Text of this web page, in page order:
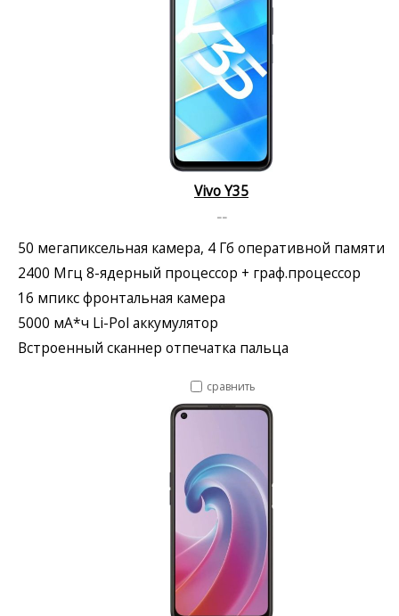
Vivo Y35
--
50 мегапиксельная камера, 4 Гб оперативной памяти
2400 Мгц 8-ядерный процессор + граф.процессор
16 мпикс фронтальная камера
5000 мА*ч Li-Pol аккумулятор
Встроенный сканнер отпечатка пальца
сравнить